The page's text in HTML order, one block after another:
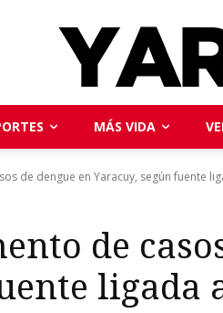
MÁS VIDA
de dengue en Yaracuy, según fuente
de
ligada